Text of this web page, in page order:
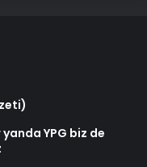
YPG biz de